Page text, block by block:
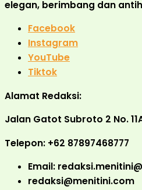
elegan, berimbang dan
Facebook
Instagram
YouTube
Tiktok
Alamat Redaksi:
Jalan Gatot Subroto 2 No.
Telepon: +62 87897468777
Email:
redaksi@menitini.com